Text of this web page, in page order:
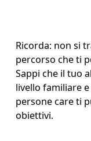
Ricorda: non si
percorso che ti
Sappi che il tuo
livello familiare
persone care ti
obiettivi.